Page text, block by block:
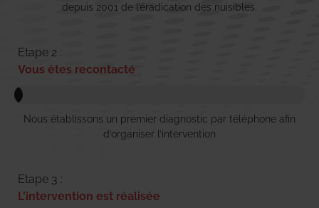
depuis 2001 de l’éradication des nuisibles.
Etape 2 :
Vous êtes recontacté
Nous établissons un premier diagnostic par téléphone afin
d’organiser l’intervention
Etape 3 :
L'intervention est réalisée